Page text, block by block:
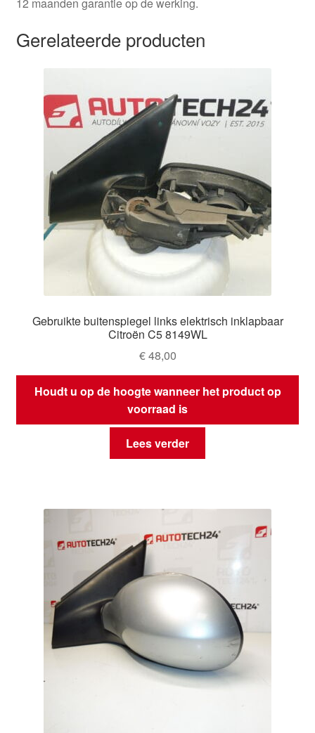
12 maanden garantie op de werking.
Gerelateerde producten
Gebruikte buitenspiegel links elektrisch inklapbaar
Citroën C5 8149WL
€48,00
Houdt u op de hoogte wanneer het product op
voorraad is
Lees verder